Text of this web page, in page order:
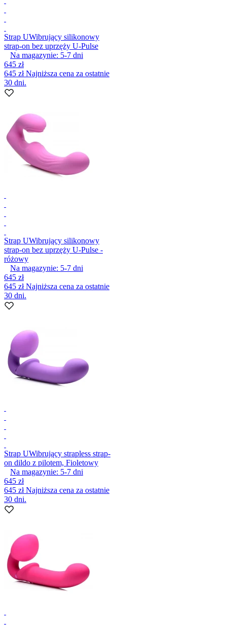
Strap UWibrujący silikonowy
strap-on bez uprzęży U-Pulse
Na magazynie: 5-7 dni
645 zł
645 złNajniższa cena za ostatnie
30 dni.
Strap UWibrujący silikonowy
strap-on bez uprzęży U-Pulse -
różowy
Na magazynie: 5-7 dni
645 zł
645 złNajniższa cena za ostatnie
30 dni.
Strap UWibrujący strapless strap-
on dildo z pilotem, Fioletowy
Na magazynie: 5-7 dni
645 zł
645 złNajniższa cena za ostatnie
30 dni.